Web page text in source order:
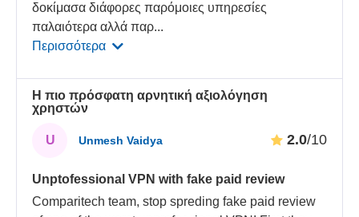
δοκίμασα διάφορες παρόμοιες υπηρεσίες
παλαιότερα αλλά παρ...
Περισσότερα
Η πιο πρόσφατη αρνητική αξιολόγηση
χρηστών
U Unmesh Vaidya 2.0/10
Unptofessional VPN with fake paid review
Comparitech team, stop spreding fake paid review